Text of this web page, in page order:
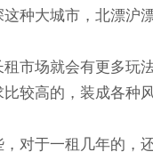
种大城市，北漂沪
市场就会有更多玩
较高的，装成各种
对于一租几年的，